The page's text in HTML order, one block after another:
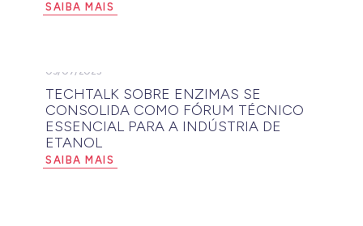
SAIBA MAIS
03/07/2025
TECHTALK SOBRE ENZIMAS SE
CONSOLIDA COMO FÓRUM TÉCNICO
ESSENCIAL PARA A INDÚSTRIA DE
ETANOL
SAIBA MAIS